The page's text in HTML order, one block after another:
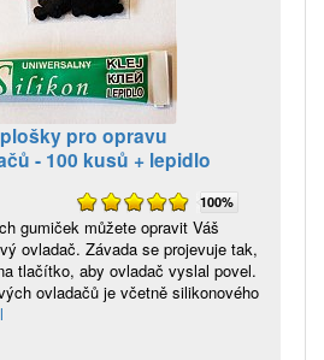
pro opravu
- 100 kusů + lepidlo
100%
gumiček můžete opravit Váš
ovladač. Závada se projevuje tak,
tlačítko, aby ovladač vyslal povel.
ovladačů je včetně silikonového